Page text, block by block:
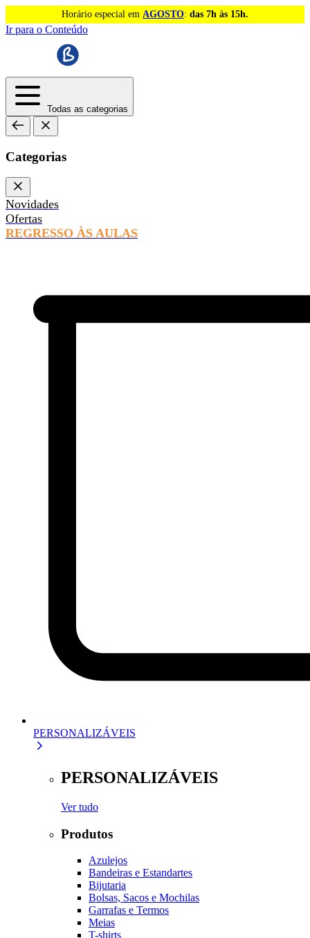
Horário especial em AGOSTO: das 7h às 15h.
Ir para o Conteúdo
Todas as categorias
Categorias
Novidades
Ofertas
REGRESSO ÀS AULAS
PERSONALIZÁVEIS
PERSONALIZÁVEIS
Ver tudo
Produtos
Azulejos
Bandeiras e Estandartes
Bijutaria
Bolsas, Sacos e Mochilas
Garrafas e Termos
Meias
T-shirts